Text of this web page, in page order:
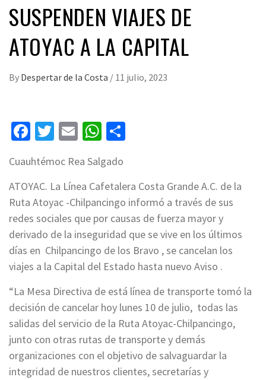
SUSPENDEN VIAJES DE
ATOYAC A LA CAPITAL
By Despertar de la Costa / 11 julio, 2023
Facebook
Twitter
EmailWhatsApp
Cuauhtémoc Rea Salgado
ATOYAC. La Línea Cafetalera Costa Grande A.C. de la
Ruta Atoyac -Chilpancingo informó a través de sus
redes sociales que por causas de fuerza mayor y
derivado de la inseguridad que se vive en los últimos
días en Chilpancingo de los Bravo , se cancelan los
viajes a la Capital del Estado hasta nuevo Aviso .
“La Mesa Directiva de está línea de transporte tomó la
decisión de cancelar hoy lunes 10 de julio, todas las
salidas del servicio de la Ruta Atoyac-Chilpancingo,
junto con otras rutas de transporte y demás
organizaciones con el objetivo de salvaguardar la
integridad de nuestros clientes, secretarías y